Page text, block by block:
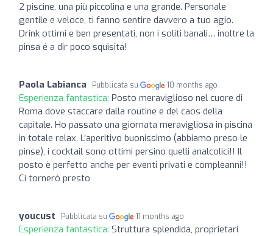
2 piscine, una più piccolina e una grande. Personale
gentile e veloce, ti fanno sentire davvero a tuo agio.
Drink ottimi e ben presentati, non i soliti banali… inoltre la
pinsa é a dir poco squisita!
Paola Labianca Pubblicata su 10 months ago
Esperienza fantastica: Posto meraviglioso nel cuore di
Roma dove staccare dalla routine e del caos della
capitale. Ho passato una giornata meravigliosa in piscina
in totale relax. L’aperitivo buonissimo (abbiamo preso le
pinse), i cocktail sono ottimi persino quelli analcolici!! Il
posto è perfetto anche per eventi privati e compleanni!!
Ci tornerò presto
youcust Pubblicata su 11 months ago
Esperienza fantastica: Struttura splendida, proprietari